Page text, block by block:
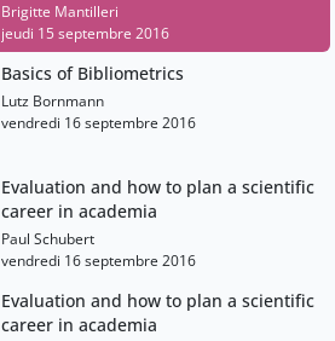
Brigitte Mantilleri
jeudi 15 septembre 2016
Basics of Bibliometrics
Lutz Bornmann
vendredi 16 septembre 2016
Evaluation and how to plan a scientific
career in academia
Paul Schubert
vendredi 16 septembre 2016
Evaluation and how to plan a scientific
career in academia